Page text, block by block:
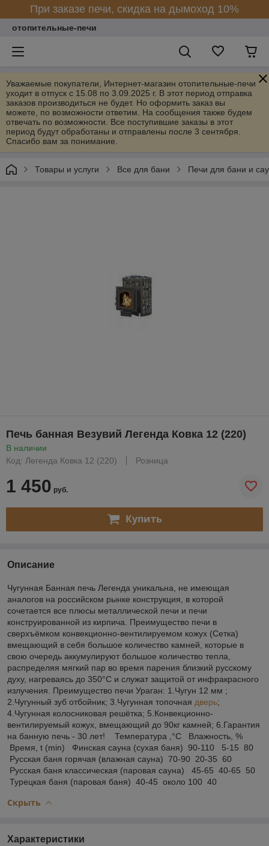
При заказе печи, скидка на дымоход 10%
отопительные-печи
Уважаемые покупатели, Интернет-магазин отопительные-печи
уходит в отпуск с 15.08 по 3.09.2025 г. В этот период отправка
заказов производиться не будет. Но оформить заказ вы
можете, по возможности ответим. На сообщения также будем
отвечать по возможности. Все поступившие заказы в этот
период будут обработаны и отправлены после 3 сентября.
Спасибо вам за понимание.
Товары и услуги Все для бани Печи для бани и
Печь банная Везувий Легенда Ковка 12 (220)
В наличии
Код: Легенда Ковка 12 (220)
Розница
1 450 руб.
Купить
Описание
Чугунная Банная печь Легенда уникальна, не имеющая
аналогов на российском рынке конструкция, в которой
сочетается все плюсы металлической печи и печи
конструированной из кирпича. Преимущество печи в
сверхъёмком конвекционно-вентилируемом кожух (Сетка)
вмещающий в себя большое количество камней, которые в
свою очередь аккумулируют большое количество тепла,
распределяя мягкий пар во время парения близкий русскому
духу, нагреваясь до 350°С и служат защитой от инфракрасного
излучения. Преимущество печи Ураган: 1.Чугун 12 мм ;
2.Чугунный зуб отбойник; 3.Чугунная топочная дверь;
4.Чугунная колосниковая решётка; 5.Конвекционно-
вентилируемый кожух, вмещающий до 90кг камней; 6.Гарантия
на банную печь - 30 лет! Температура ,°С Влажность, %
Время, t (min) Финская сауна (сухая баня) 90-110 5-15 80
Русская баня горячая (влажная сауна) 70-90 20-35 60
Русская баня классическая (паровая сауна) 45-65 40-65 50
Турецкая баня (паровая баня) 40-45 около 100 40
Скрыть
Характеристики